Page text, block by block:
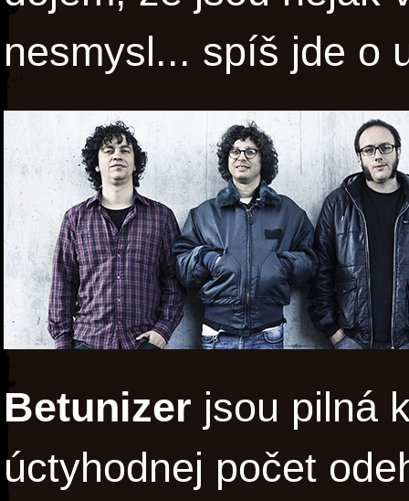
nesmysl... spíš jde o
Betunizer jsou pilná
úctyhodnej počet